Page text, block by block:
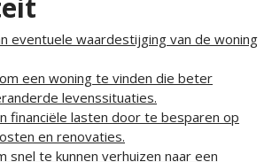
eventuele waardestijging van de woning
een woning te vinden die beter
levenssituaties.
financiële lasten door te besparen op
en renovaties.
snel te kunnen verhuizen naar een